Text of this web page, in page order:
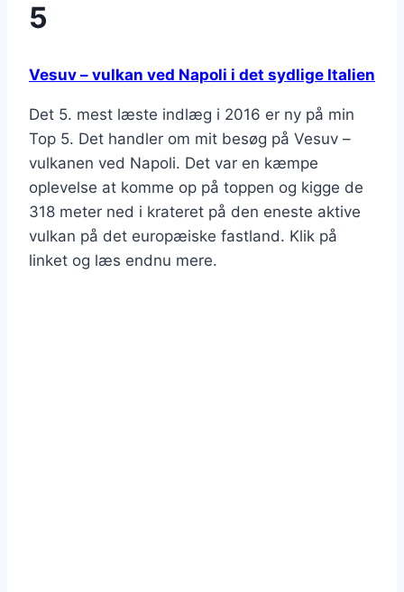
5
Vesuv – vulkan ved Napoli i det sydlige Italien
Det 5. mest læste indlæg i 2016 er ny på min
Top 5. Det handler om mit besøg på Vesuv –
vulkanen ved Napoli. Det var en kæmpe
oplevelse at komme op på toppen og kigge de
318 meter ned i krateret på den eneste aktive
vulkan på det europæiske fastland. Klik på
linket og læs endnu mere.